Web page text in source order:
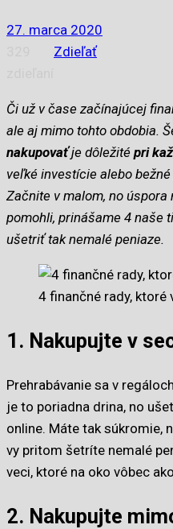
27. marca 2020
Zdieľať
Či už v čase začínajúcej
ale aj mimo tohto obdobia.
nakupovaťje dôležité pri
veľké investície alebo
Začnite v malom, no
pomohli, prinášame 4 naše
ušetriť tak nemalé peniaze.
4 finančné rady, ktoré
1. Nakupujte v
Prehrabávanie sa v
je to poriadna drina, no
online. Máte tak súkromie,
vy pritom šetríte nemalé
veci, ktoré na oko vôbec
2. Nakupujte